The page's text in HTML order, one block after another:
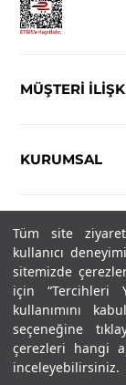
Tüm site
kullanıcı
sitemizde
için “Tercihleri
kullanımını
seçeneğine
çerezleri hangi
inceleyebilirsiniz.
MÜŞTERİ
KURUMSAL
YASAL